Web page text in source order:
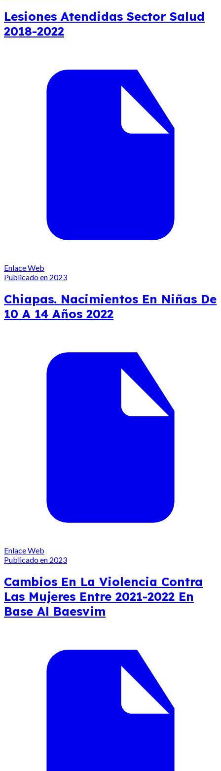
Lesiones Atendidas Sector Salud
2018-2022
Enlace Web
Publicado en 2023
Chiapas. Nacimientos En Niñas De
10 A 14 Años 2022
Enlace Web
Publicado en 2023
Cambios En La Violencia Contra
Las Mujeres Entre 2021-2022 En
Base Al Baesvim